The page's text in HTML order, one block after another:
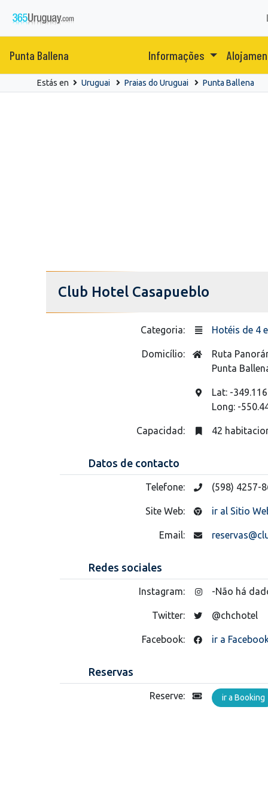
Punta Ballena Informações
Estás en Uruguai Praias do Uruguai Punta Ballena
Club Hotel Casapueblo
Categoria: Hotéis de 4
Domicílio:
Ruta
Punta
Lat: -
Long: -
Capacidad: 42
Datos de contacto
Telefone: (598) 4257-
Site Web: ir al Sitio
Email:
Redes sociales
Instagram: -Não há
Twitter: @chchotel
Facebook: ir a
Reservas
Reserve: ir a Booking